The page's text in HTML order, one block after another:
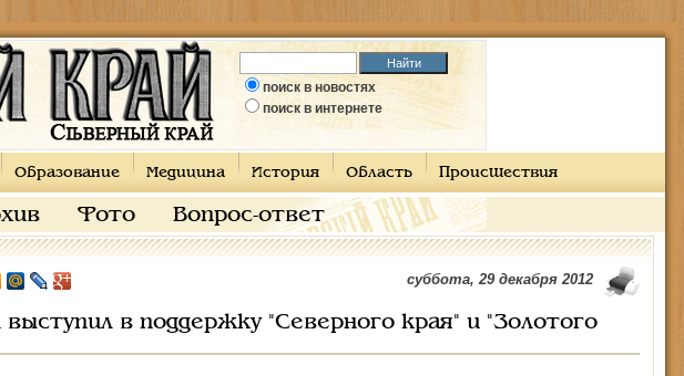
поиск в новостях
поиск в интернете
Образование Медицина История Область Происшествия
Фото Вопрос-ответ
суббота, 29 декабря 2012
в поддержку "Северного края" и "Золотого